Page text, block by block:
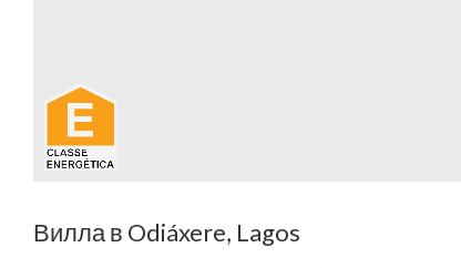
Вилла в Odiáxere, Lagos